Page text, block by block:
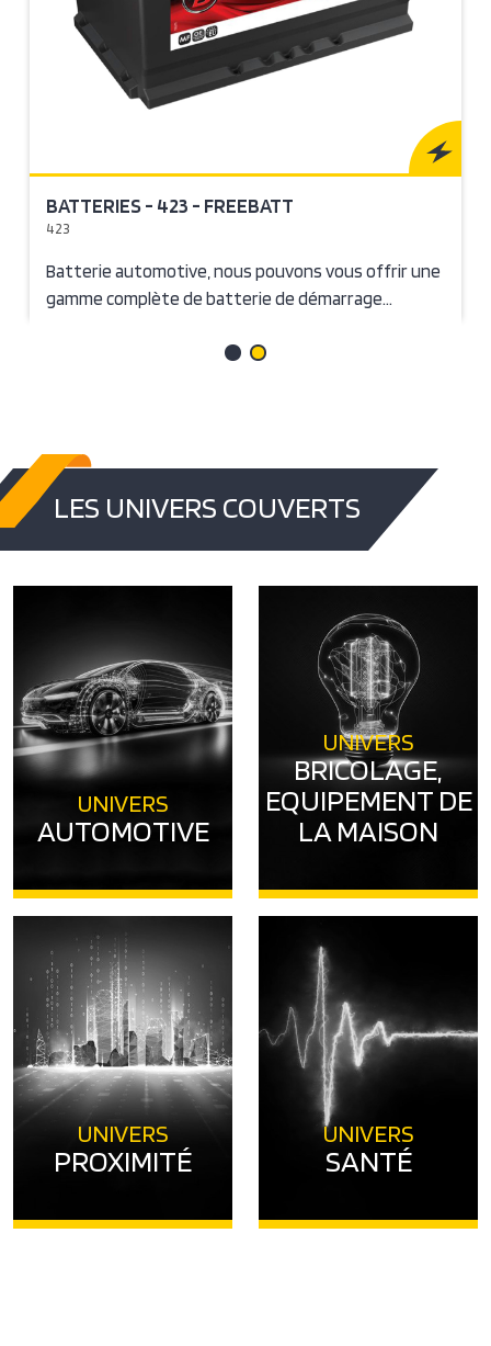
BATTERIES - 423 - FREEBATT
423
Batterie automotive, nous pouvons vous offrir une
gamme complète de batterie de démarrage…
LES UNIVERS COUVERTS
UNIVERS
AUTOMOTIVE
UNIVERS
BRICOLAGE,
EQUIPEMENT DE
LA MAISON
UNIVERS
PROXIMITÉ
UNIVERS
SANTÉ